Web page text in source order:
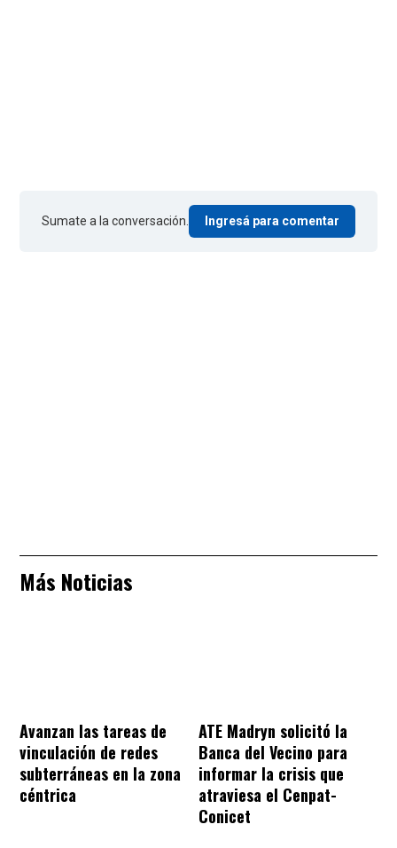
Sumate a la conversación. Ingresá para comentar
Más Noticias
Avanzan las tareas de
vinculación de redes
subterráneas en la zona
céntrica
ATE Madryn solicitó la
Banca del Vecino para
informar la crisis que
atraviesa el Cenpat-
Conicet